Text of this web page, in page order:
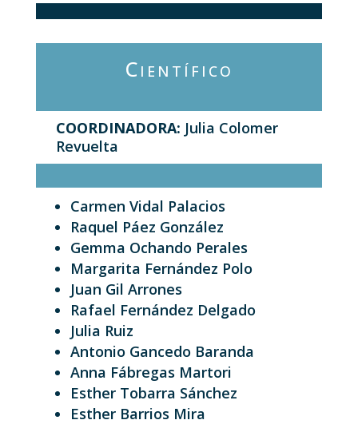
Científico
COORDINADORA: Julia Colomer
Revuelta
Carmen Vidal Palacios
Raquel Páez González
Gemma Ochando Perales
Margarita Fernández Polo
Juan Gil Arrones
Rafael Fernández Delgado
Julia Ruiz
Antonio Gancedo Baranda
Anna Fábregas Martori
Esther Tobarra Sánchez
Esther Barrios Mira